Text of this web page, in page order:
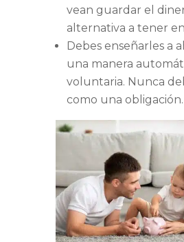
vean guardar el
alternativa a tener
Debes enseñarles a
una manera
voluntaria. Nunca
como una obligación.